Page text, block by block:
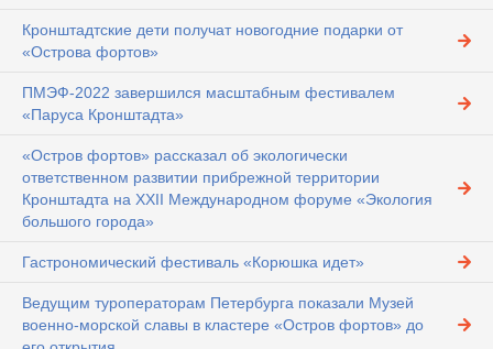
Кронштадтские дети получат новогодние подарки от
«Острова фортов»
ПМЭФ-2022 завершился масштабным фестивалем
«Паруса Кронштадта»
«Остров фортов» рассказал об экологически
ответственном развитии прибрежной территории
Кронштадта на XXII Международном форуме «Экология
большого города»
Гастрономический фестиваль «Корюшка идет»
Ведущим туроператорам Петербурга показали Музей
военно-морской славы в кластере «Остров фортов» до